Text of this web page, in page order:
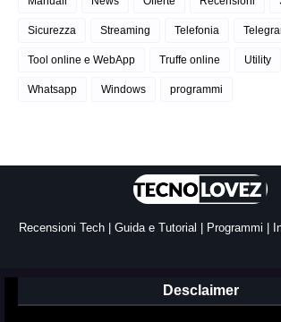
Sicurezza Streaming Telefonia
Tool online e WebApp Truffe online Utility
Whatsapp Windows programmi
Recensioni Tech | Guida e Tutorial | Programmi |
Desclaimer